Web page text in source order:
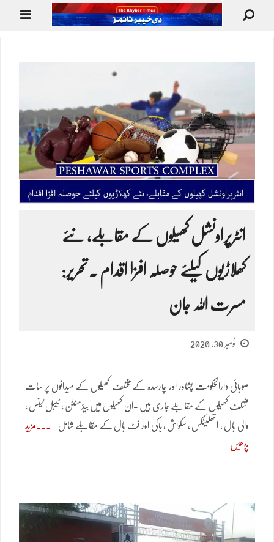
انٹرپراونشل کھیلوں کے مقابلے، نئے
کھلاڑیوں کیلئے حوصلہ افزا اقدام ۔ تحریر:
مسرت اللہ جان
نومبر 30, 2020
صوبائی دارالحکومت پشاور اور چارسدہ کے مختلف کھیلوں کے میدانوں پر سات
مختلف کھیلوں کے مقابلے جاری ہیں -ان کھیلوں میں بیڈمنٹن ، ٹیبل ٹینس ،
والی بال ، اتھلیٹکس ، سکواش ، ہاکی اور فٹ بال کے مقابلے شامل مزید
پڑھیں